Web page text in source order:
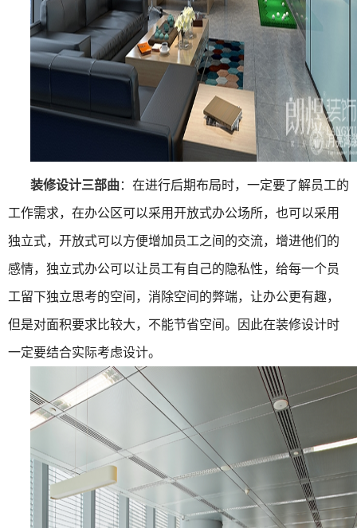
装修设计三部曲：在进行后期布局时，一定要了解员工的
工作需求，在办公区可以采用开放式办公场所，也可以采用
独立式，开放式可以方便增加员工之间的交流，增进他们的
感情，独立式办公可以让员工有自己的隐私性，给每一个员
工留下独立思考的空间，消除空间的弊端，让办公更有趣，
但是对面积要求比较大，不能节省空间。因此在装修设计时
一定要结合实际考虑设计。